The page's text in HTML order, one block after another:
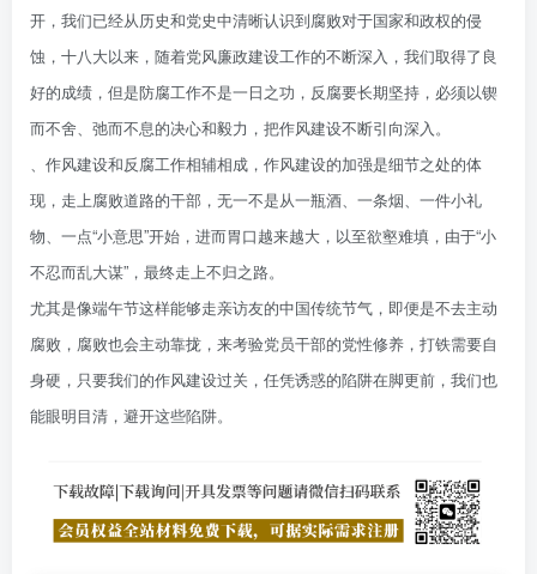
开，我们已经从历史和党史中清晰认识到腐败对于国家和政权的侵
蚀，十八大以来，随着党风廉政建设工作的不断深入，我们取得了良
好的成绩，但是防腐工作不是一日之功，反腐要长期坚持，必须以锲
而不舍、弛而不息的决心和毅力，把作风建设不断引向深入。
、作风建设和反腐工作相辅相成，作风建设的加强是细节之处的体
现，走上腐败道路的干部，无一不是从一瓶酒、一条烟、一件小礼
物、一点“小意思”开始，进而胃口越来越大，以至欲壑难填，由于“小
不忍而乱大谋”，最终走上不归之路。
尤其是像端午节这样能够走亲访友的中国传统节气，即便是不去主动
腐败，腐败也会主动靠拢，来考验党员干部的党性修养，打铁需要自
身硬，只要我们的作风建设过关，任凭诱惑的陷阱在脚更前，我们也
能眼明目清，避开这些陷阱。